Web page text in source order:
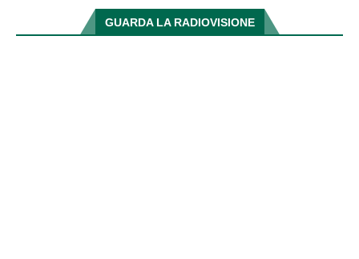
GUARDA LA RADIOVISIONE